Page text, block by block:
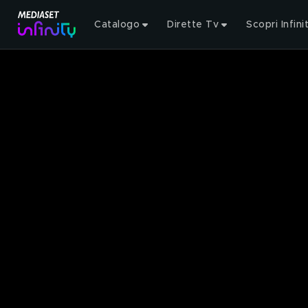
Catalogo Dirette Tv Scopri